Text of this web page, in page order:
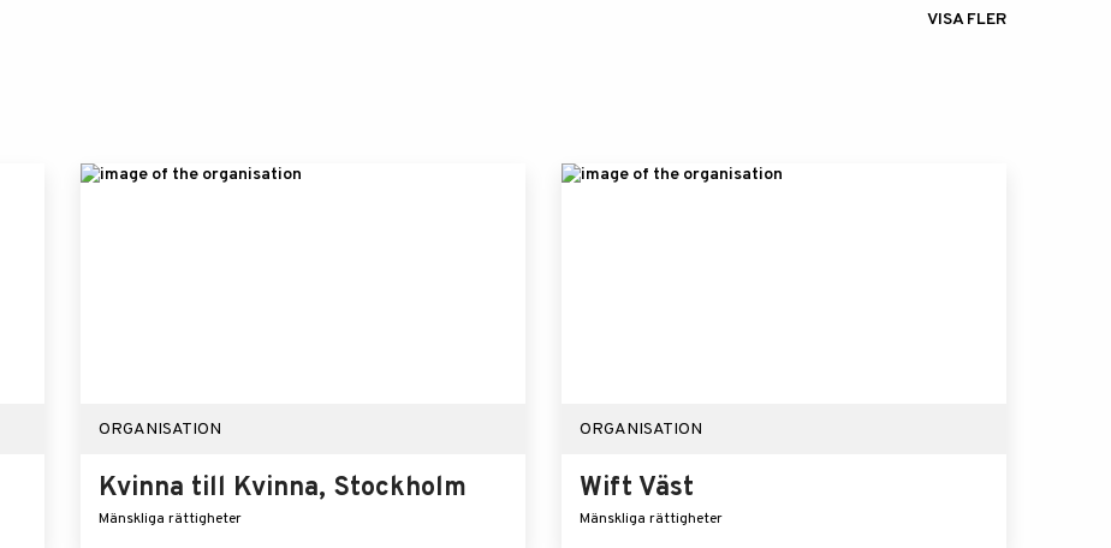
VISA FLER
ORGANISATION
Kvinna till Kvinna, Stockholm
Mänskliga rättigheter
ORGANISATION
Wift Väst
Mänskliga rättigheter